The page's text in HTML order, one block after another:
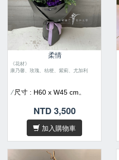
柔情
《花材》
康乃馨、玫瑰、桔梗、紫薊、尤加利
/尺寸 : H60 x W45 cm。
品質不佳等情形，我們將為您
做花材上的調整及設計。
因花材為天然素材，故無法
完全相同，敬請見諒。
NTD 3,500
加入購物車